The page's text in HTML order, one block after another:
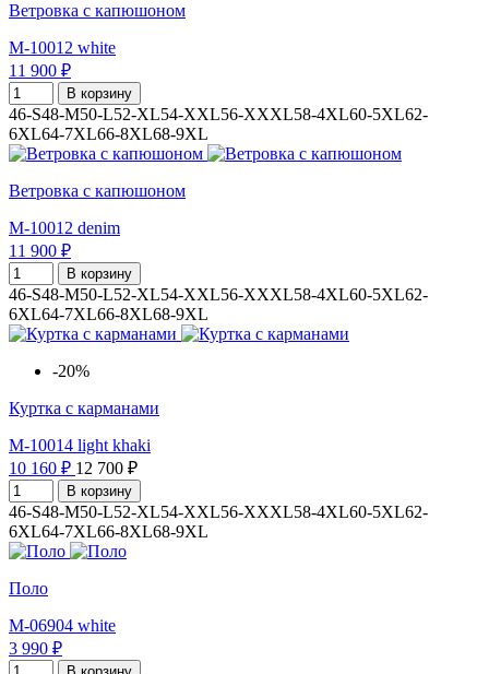
Ветровка с капюшоном
M-10012 white
11 900 ₽
В корзину
46-S48-M50-L52-XL54-XXL56-XXXL58-4XL60-5XL62-
6XL64-7XL66-8XL68-9XL
Ветровка с капюшоном
M-10012 denim
11 900 ₽
В корзину
46-S48-M50-L52-XL54-XXL56-XXXL58-4XL60-5XL62-
6XL64-7XL66-8XL68-9XL
-20%
Куртка с карманами
M-10014 light khaki
10 160 ₽ 12 700 ₽
В корзину
46-S48-M50-L52-XL54-XXL56-XXXL58-4XL60-5XL62-
6XL64-7XL66-8XL68-9XL
Поло
M-06904 white
3 990 ₽